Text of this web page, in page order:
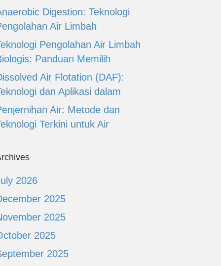
Digestion: Teknologi
Air Limbah
Pengolahan Air Limbah
Panduan Memilih
Air Flotation (DAF):
dan Aplikasi dalam
Air: Metode dan
Terkini untuk Air
2026
2025
2025
2025
2025